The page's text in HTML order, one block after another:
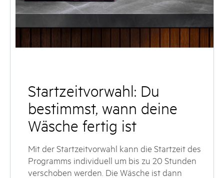
Startzeitvorwahl: Du
bestimmst, wann deine
Wäsche fertig ist
Mit der Startzeitvorwahl kann die Startzeit des
Programms individuell um bis zu 20 Stunden
verschoben werden. Die Wäsche ist dann